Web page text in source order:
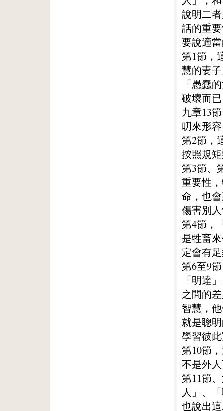
說明二
話的重
要說適
第1節，
慧的妻
「愚蠢
破壞而
九章13
叨來形
第2節，
按照規
第3節、
重要性
命，也
傷害別
第4節，
是牲畜
定會有
第6至9
「明達
之間的
智慧，
就是聰
學習彼
第10節
不是外
第11節
人」、
也說出